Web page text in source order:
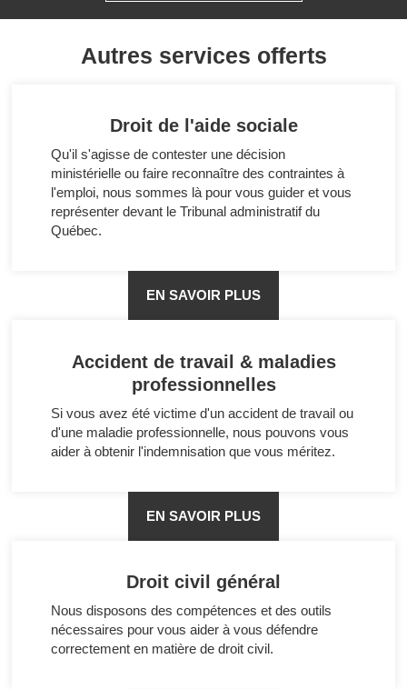
Autres services offerts
Droit de l'aide sociale
Qu'il s'agisse de contester une décision
ministérielle ou faire reconnaître des contraintes à
l'emploi, nous sommes là pour vous guider et vous
représenter devant le Tribunal administratif du
Québec.
EN SAVOIR PLUS
Accident de travail & maladies
professionnelles
Si vous avez été victime d'un accident de travail ou
d'une maladie professionnelle, nous pouvons vous
aider à obtenir l'indemnisation que vous méritez.
EN SAVOIR PLUS
Droit civil général
Nous disposons des compétences et des outils
nécessaires pour vous aider à vous défendre
correctement en matière de droit civil.